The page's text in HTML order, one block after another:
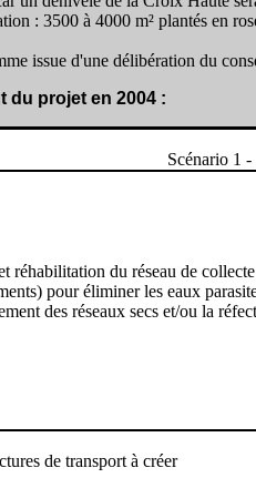
: 3500 à 4000 m² plantés en
issue d'une délibération du
du projet en 2004 :
Scénario 1
réhabilitation du réseau de
pour éliminer les eaux
des réseaux secs et/ou la
de transport à créer